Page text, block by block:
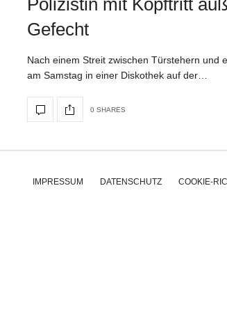
Polizistin mit Kopftritt
Gefecht
Nach einem Streit zwischen Türstehern und
am Samstag in einer Diskothek auf der…
0 SHARES
IMPRESSUM DATENSCHUTZ COOKIE-